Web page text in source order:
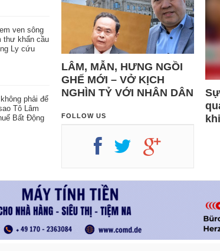
ven sông
thư khẩn cầu
Ly cứu
phải để
Tô Lâm
Bất Động
LÂM, MẪN, HƯNG NGỒI
GHẾ MỚI – VỞ KỊCH
NGHÌN TỶ VỚI NHÂN DÂN
FOLLOW US